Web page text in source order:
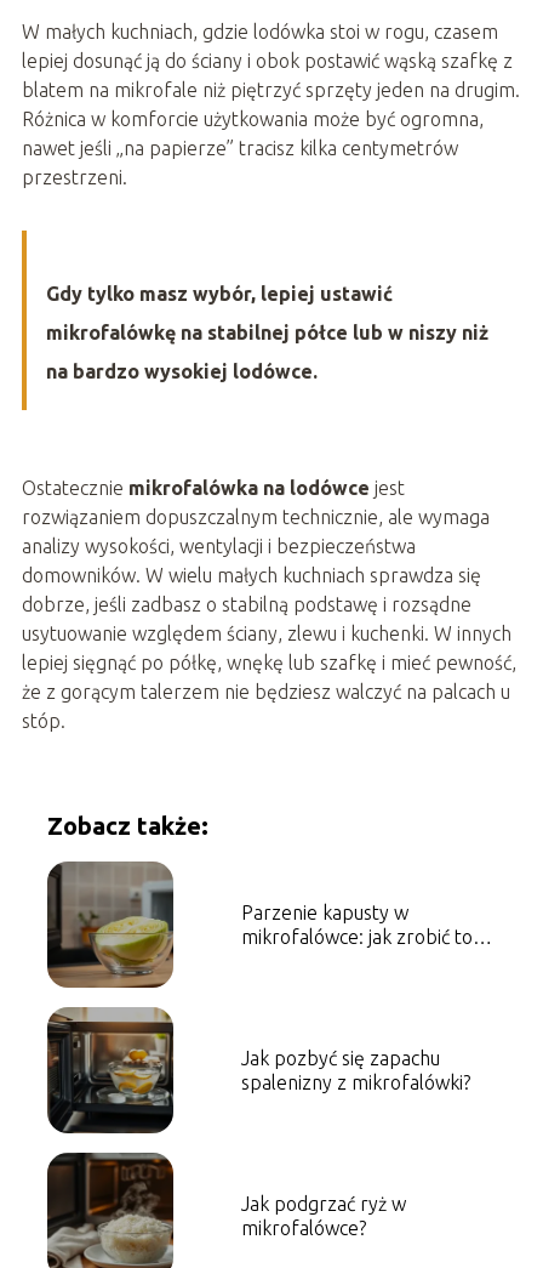
W małych kuchniach, gdzie lodówka stoi w rogu, czasem
lepiej dosunąć ją do ściany i obok postawić wąską szafkę z
blatem na mikrofale niż piętrzyć sprzęty jeden na drugim.
Różnica w komforcie użytkowania może być ogromna,
nawet jeśli „na papierze” tracisz kilka centymetrów
przestrzeni.
Gdy tylko masz wybór, lepiej ustawić
mikrofalówkę na stabilnej półce lub w niszy niż
na bardzo wysokiej lodówce.
Ostatecznie mikrofalówka na lodówce jest
rozwiązaniem dopuszczalnym technicznie, ale wymaga
analizy wysokości, wentylacji i bezpieczeństwa
domowników. W wielu małych kuchniach sprawdza się
dobrze, jeśli zadbasz o stabilną podstawę i rozsądne
usytuowanie względem ściany, zlewu i kuchenki. W innych
lepiej sięgnąć po półkę, wnękę lub szafkę i mieć pewność,
że z gorącym talerzem nie będziesz walczyć na palcach u
stóp.
Zobacz także:
Parzenie kapusty w
mikrofalówce: jak zrobić to
Jak pozbyć się zapachu
spalenizny z mikrofalówki?
Jak podgrzać ryż w
mikrofalówce?